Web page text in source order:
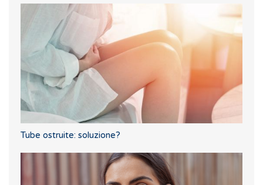
Tube ostruite: soluzione?